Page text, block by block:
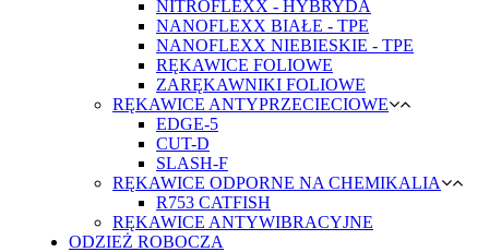
NITROFLEXX - HYBRYDA
NANOFLEXX BIAŁE - TPE
NANOFLEXX NIEBIESKIE - TPE
RĘKAWICE FOLIOWE
ZARĘKAWNIKI FOLIOWE
RĘKAWICE ANTYPRZECIECIOWE
EDGE-5
CUT-D
SLASH-F
RĘKAWICE ODPORNE NA CHEMIKALIA
R753 CATFISH
RĘKAWICE ANTYWIBRACYJNE
ODZIEŻ ROBOCZA